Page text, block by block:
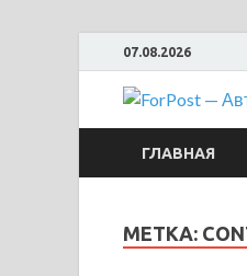
07.08.2026
ГЛАВНАЯ
МЕТКА: